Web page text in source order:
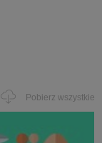
Pobierz wszystkie